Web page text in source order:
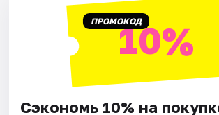
ПРОМОКОД10%
Сэкономь 10% на